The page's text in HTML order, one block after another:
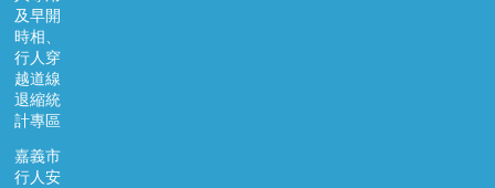
及早開
時相、
行人穿
越道線
退縮統
計專區
嘉義市
行人安